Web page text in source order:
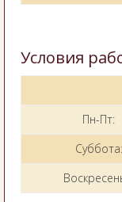
Условия
Пн-Пт:
Суббота: